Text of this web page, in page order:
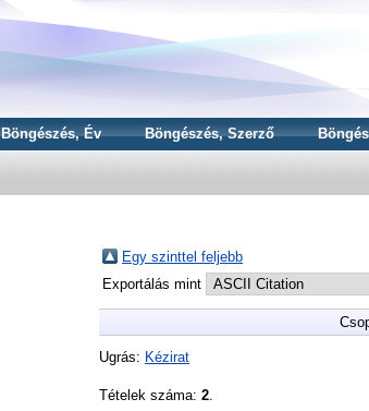
Böngészés, Év Böngészés, Szerző
Egy szinttel feljebb
Exportálás mint
Ugrás: Kézirat
Tételek száma: 2